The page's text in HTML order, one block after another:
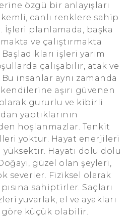
özgü bir anlayışları
canlı renklere sahip
İşleri planlamada, başka
ve çalıştırmakta
işleri yarım
çalışabilir, atak ve
insanlar aynı zamanda
aşırı güvenen
gururlu ve kibirli
yaptıklarının
hoşlanmazlar. Tenkit
yoktur. Hayat enerjileri
yüksektir. Hayatı dolu dolu
güzel olan şeyleri,
severler. Fiziksel olarak
sahiptirler. Saçları
yuvarlak, el ve ayakları
küçük olabilir.